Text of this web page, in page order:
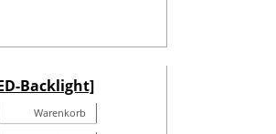
Backlight]
Warenkorb